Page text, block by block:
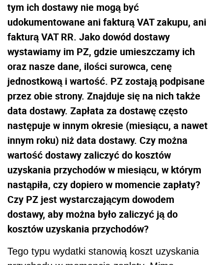
tym ich dostawy nie mogą być
udokumentowane ani fakturą VAT zakupu, ani
fakturą VAT RR. Jako dowód dostawy
wystawiamy im PZ, gdzie umieszczamy ich
oraz nasze dane, ilości surowca, cenę
jednostkową i wartość. PZ zostają podpisane
przez obie strony. Znajduje się na nich także
data dostawy. Zapłata za dostawę często
następuje w innym okresie (miesiącu, a nawet
innym roku) niż data dostawy. Czy można
wartość dostawy zaliczyć do kosztów
uzyskania przychodów w miesiącu, w którym
nastąpiła, czy dopiero w momencie zapłaty?
Czy PZ jest wystarczającym dowodem
dostawy, aby można było zaliczyć ją do
kosztów uzyskania przychodów?
Tego typu wydatki stanowią koszt uzyskania